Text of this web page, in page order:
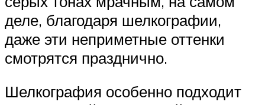
деле, благодаря шелкографии,
даже эти неприметные оттенки
смотрятся празднично.
Шелкография особенно подходит